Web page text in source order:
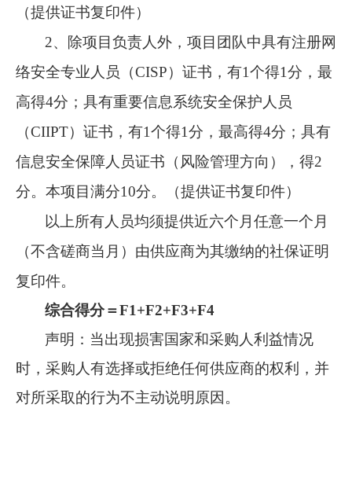
（提供证书复印件）
2、 除项目负责人外， 项目团队中具有注册网
络安全专业人员（CISP）证书，有1个得1分，最
高得4分；具有重要信息系统安全保护人员
（CIIPT）证书，有1个得1分，最高得4分；具有
信息安全保障人员证书（风险管理方向），得2
分。本项目满分10分。 （提供证书复印件）
以上所有人员均须提供近六个月任意一个月
（不含磋商当月）由供应商为其缴纳的社保证明
复印件。
综合得分＝F1+F2+F3+F4
声明： 当出现损害国家和采购人利益情况
时，采购人有选择或拒绝任何供应商的权利，并
对所采取的行为不主动说明原因。